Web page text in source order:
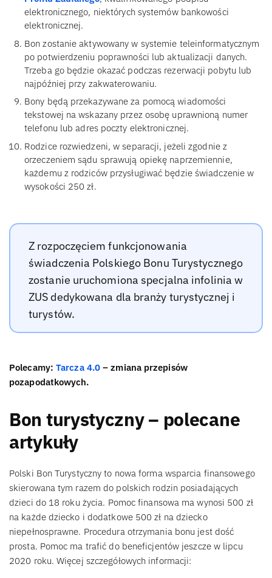
elektronicznego, niektórych systemów bankowości
elektronicznej.
Bon zostanie aktywowany w systemie teleinformatycznym
po potwierdzeniu poprawności lub aktualizacji danych.
Trzeba go będzie okazać podczas rezerwacji pobytu lub
najpóźniej przy zakwaterowaniu.
Bony będą przekazywane za pomocą wiadomości
tekstowej na wskazany przez osobę uprawnioną numer
telefonu lub adres poczty elektronicznej.
Rodzice rozwiedzeni, w separacji, jeżeli zgodnie z
orzeczeniem sądu sprawują opiekę naprzemiennie,
każdemu z rodziców przysługiwać będzie świadczenie w
wysokości 250 zł.
Z rozpoczęciem funkcjonowania
świadczenia Polskiego Bonu Turystycznego
zostanie uruchomiona specjalna infolinia w
ZUS dedykowana dla branży turystycznej i
turystów.
Polecamy: Tarcza 4.0 – zmiana przepisów
pozapodatkowych.
Bon turystyczny – polecane
artykuły
Polski Bon Turystyczny to nowa forma wsparcia finansowego
skierowana tym razem do polskich rodzin posiadających
dzieci do 18 roku życia. Pomoc finansowa ma wynosi 500 zł
na każde dziecko i dodatkowe 500 zł na dziecko
niepełnosprawne. Procedura otrzymania bonu jest dość
prosta. Pomoc ma trafić do beneficjentów jeszcze w lipcu
2020 roku. Więcej szczegółowych informacji: